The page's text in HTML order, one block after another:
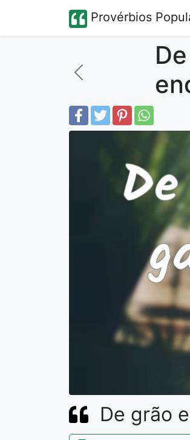
Provérbios
De grão